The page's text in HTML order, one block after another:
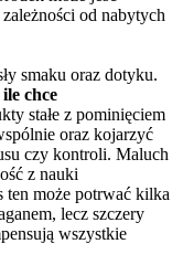
od nabytych
smaku oraz dotyku.
chce
stałe z pominięciem
oraz kojarzyć
czy kontroli. Maluch
z nauki
ten może potrwać kilka
lecz szczery
wszystkie